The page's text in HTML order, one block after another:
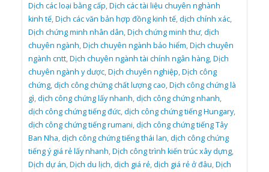
Dịch các loại bằng cấp,Dịch các tài liệu chuyên nghành
kinh tế,Dịch các văn bản hợp đồng kinh tế,dịch chính xác,
Dịch chứng minh nhân dân,Dịch chứng minh thư,dịch
chuyên ngành,Dịch chuyên ngành bảo hiểm,Dịch chuyên
ngành cntt,Dịch chuyên ngành tài chính ngân hàng,Dịch
chuyên ngành y dược,Dịch chuyên nghiệp,Dịch công
chứng,dịch công chứng chất lượng cao,Dịch công chứng là
gì,dịch công chứng lấy nhanh,dịch công chứng nhanh,
dịch công chứng tiếng đức,dịch công chứng tiếng Hungary,
dịch công chứng tiếng rumani,dịch công chứng tiếng Tây
Ban Nha,dịch công chứng tiếng thái lan,dịch công chứng
tiếng ý giá rẻ lấy nhanh,Dịch công trình kiến trúc xây dựng,
Dịch dự án,Dịch du lịch,dịch giá rẻ,dịch giá rẻ ở đâu,Dịch